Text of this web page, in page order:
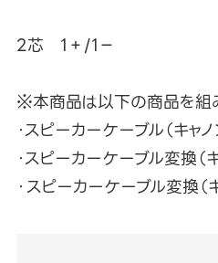
2芯 1＋/1－
※本商品は以下の商品を組
・スピーカーケーブル（キャ
・スピーカーケーブル変換（
・スピーカーケーブル変換（